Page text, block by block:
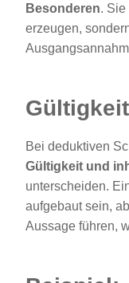
Besonderen. Sie
erzeugen,
Bei deduktiven
Gültigkeit und
unterscheiden.
aufgebaut sein,
Aussage führen,